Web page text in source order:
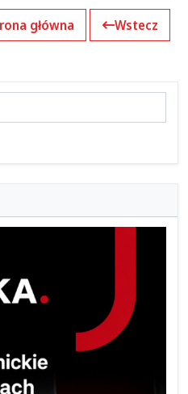
główna Wstecz